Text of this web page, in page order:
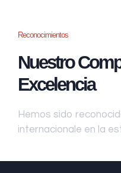
Reconocimientos
Nuestro
Excelencia
Hemos sido
internacionale en la